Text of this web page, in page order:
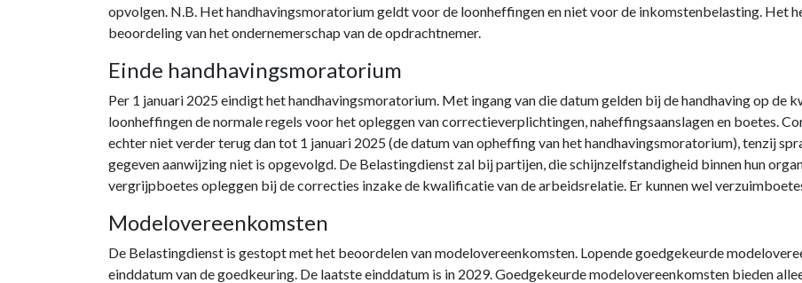
opvolgen. N.B. Het handhavingsmoratorium geldt voor de loonheffingen en niet voor de inkomstenbelasting. Het
beoordeling van het ondernemerschap van de opdrachtnemer.
Einde handhavingsmoratorium
Per 1 januari 2025 eindigt het handhavingsmoratorium. Met ingang van die datum gelden bij de handhaving op de
loonheffingen de normale regels voor het opleggen van correctieverplichtingen, naheffingsaanslagen en boetes.
echter niet verder terug dan tot 1 januari 2025 (de datum van opheffing van het handhavingsmoratorium), tenzij
gegeven aanwijzing niet is opgevolgd. De Belastingdienst zal bij partijen, die schijnzelfstandigheid binnen hun
vergrijpboetes opleggen bij de correcties inzake de kwalificatie van de arbeidsrelatie. Er kunnen wel
Modelovereenkomsten
De Belastingdienst is gestopt met het beoordelen van modelovereenkomsten. Lopende goedgekeurde
einddatum van de goedkeuring. De laatste einddatum is in 2029. Goedgekeurde modelovereenkomsten bieden